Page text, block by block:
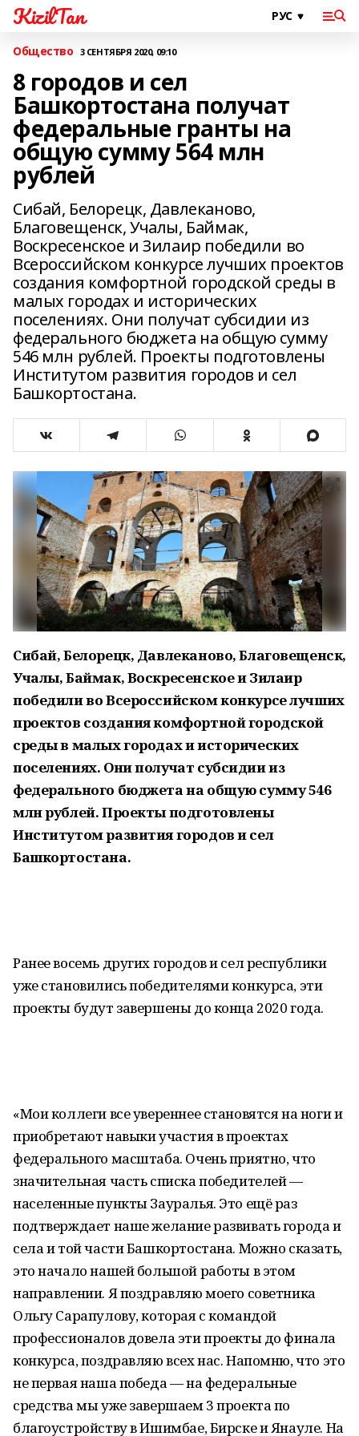
KizilTan
Общество 3 СЕНТЯБРЯ 2020, 09:10
8 городов и сел
Башкортостана получат
федеральные гранты на
общую сумму 564 млн
рублей
Сибай, Белорецк, Давлеканово,
Благовещенск, Учалы, Баймак,
Воскресенское и Зилаир победили во
Всероссийском конкурсе лучших проектов
создания комфортной городской среды в
малых городах и исторических
поселениях. Они получат субсидии из
федерального бюджета на общую сумму
546 млн рублей. Проекты подготовлены
Институтом развития городов и сел
Башкортостана.
Сибай, Белорецк, Давлеканово, Благовещенск,
Учалы, Баймак, Воскресенское и Зилаир
победили во Всероссийском конкурсе лучших
проектов создания комфортной городской
среды в малых городах и исторических
поселениях. Они получат субсидии из
федерального бюджета на общую сумму 546
млн рублей. Проекты подготовлены
Институтом развития городов и сел
Башкортостана.
Ранее восемь других городов и сел республики
уже становились победителями конкурса, эти
проекты будут завершены до конца 2020 года.
«Мои коллеги все увереннее становятся на ноги и
приобретают навыки участия в проектах
федерального масштаба. Очень приятно, что
значительная часть списка победителей —
населенные пункты Зауралья. Это ещё раз
подтверждает наше желание развивать города и
села и той части Башкортостана. Можно сказать,
это начало нашей большой работы в этом
направлении. Я поздравляю моего советника
Ольгу Сарапулову, которая с командой
профессионалов довела эти проекты до финала
конкурса, поздравляю всех нас. Напомню, что это
не первая наша победа — на федеральные
средства мы уже завершаем 3 проекта по
благоустройству в Ишимбае, Бирске и Янауле. На